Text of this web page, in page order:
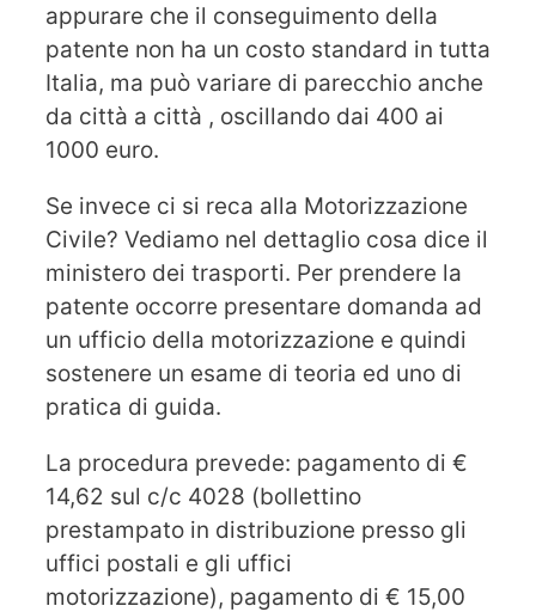
appurare che il conseguimento della
patente non ha un costo standard in tutta
Italia, ma può variare di parecchio anche
da città a città , oscillando dai 400 ai
1000 euro.
Se invece ci si reca alla Motorizzazione
Civile? Vediamo nel dettaglio cosa dice il
ministero dei trasporti. Per prendere la
patente occorre presentare domanda ad
un ufficio della motorizzazione e quindi
sostenere un esame di teoria ed uno di
pratica di guida.
La procedura prevede: pagamento di €
14,62 sul c/c 4028 (bollettino
prestampato in distribuzione presso gli
uffici postali e gli uffici
motorizzazione), pagamento di € 15,00